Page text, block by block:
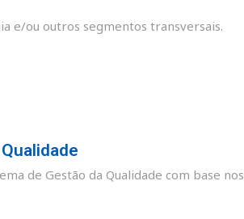
e/ou outros segmentos transversais.
de Gestão da Qualidade com base nos